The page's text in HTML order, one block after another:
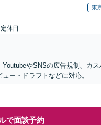
東
休日
やSNSの広告規制、カス
ー・ドラフトなどに対応。
で面談予約